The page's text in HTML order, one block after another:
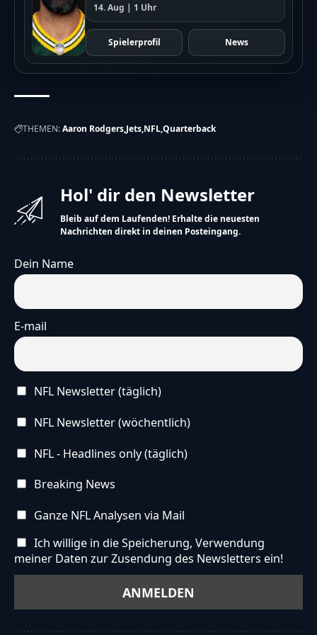
guten Spieler finden.
Die vereinfachte Version dieses Artikels wurde
14. Aug | 1 Uhr
Spielerprofil News
THEMEN:Aaron Rodgers Jets NFLQuarterback
Hol' dir den Newsletter
Bleib auf dem Laufenden! Erhalte die neuesten
Nachrichten direkt in deinen Posteingang.
Dein Name
E-mail
NFL Newsletter (täglich)
NFL Newsletter (wöchentlich)
NFL - Headlines only (täglich)
Breaking News
Ganze NFL Analysen via Mail
Ich willige in die Speicherung, Verwendung
meiner Daten zur Zusendung des Newsletters ein!